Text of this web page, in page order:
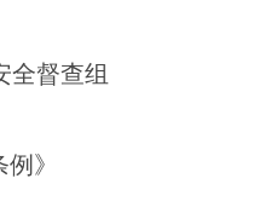
全督查组
》